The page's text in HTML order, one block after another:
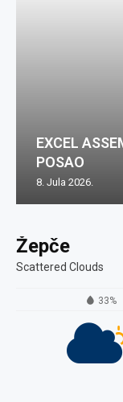
Žepče
Scattered Clouds
33%
EXCEL
POSAO
8. Jula 2026.